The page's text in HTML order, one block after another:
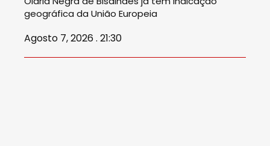
geográfica da União Europeia
Agosto 7, 2026 . 21:30